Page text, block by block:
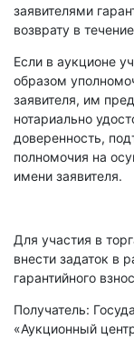
заявителями
возврату в
Если в аукционе
образом
заявителя, им
нотариально
доверенность,
полномочия на
имени заявителя.
Для участия в
внести задаток в
гарантийного
Получатель:
«Аукционный